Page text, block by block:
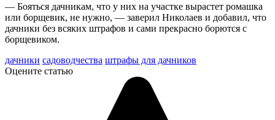
— Бояться дачникам, что у них на участке вырастет ромашка
или борщевик, не нужно, — заверил Николаев и добавил, что
дачники без всяких штрафов и сами прекрасно борются с
борщевиком.
дачники садоводчества штрафы для дачников
Оцените статью